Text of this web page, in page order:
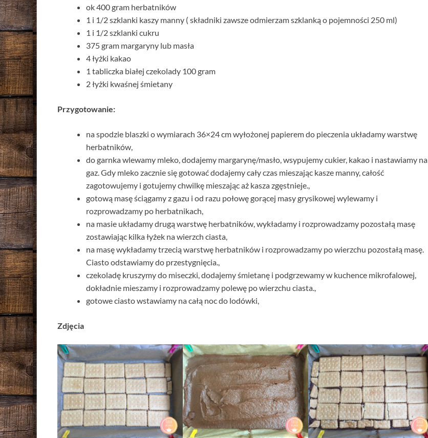
ok 400 gram herbatników
1 i 1/2 szklanki kaszy manny ( składniki zawsze odmierzam szklanką o pojemności 250 ml)
1 i 1/2 szklanki cukru
375 gram margaryny lub masła
4 łyżki kakao
1 tabliczka białej czekolady 100 gram
2 łyżki kwaśnej śmietany
Przygotowanie:
na spodzie blaszki o wymiarach 36×24 cm wyłożonej papierem do pieczenia układamy warstwę
herbatników,
do garnka wlewamy mleko, dodajemy margarynę/masło, wsypujemy cukier, kakao i nastawiamy na
gaz. Gdy mleko zacznie się gotować dodajemy cały czas mieszając kasze manny, całość
zagotowujemy i gotujemy chwilkę mieszając aż kasza zgęstnieje.,
gotową masę ściągamy z gazu i od razu połowę gorącej masy grysikowej wylewamy i
rozprowadzamy po herbatnikach,
na masie układamy drugą warstwę herbatników, wykładamy i rozprowadzamy pozostałą masę
zostawiając kilka łyżek na wierzch ciasta,
na masę wykładamy trzecią warstwę herbatników i rozprowadzamy po wierzchu pozostałą masę.
Ciasto odstawiamy do przestygnięcia.,
czekoladę kruszymy do miseczki, dodajemy śmietanę i podgrzewamy w kuchence mikrofalowej,
dokładnie mieszamy i rozprowadzamy polewę po wierzchu ciasta.,
gotowe ciasto wstawiamy na całą noc do lodówki,
Zdjęcia